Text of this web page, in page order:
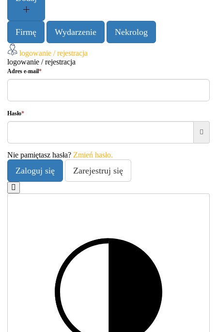
Firmę Wydarzenie Nekrolog
logowanie / rejestracjakonto
logowanie / rejestracja
Adres e-mail*
Hasło*
Nie pamiętasz hasła? Zmień hasło.
Zaloguj się Zarejestruj się
WCAG
Zamknij